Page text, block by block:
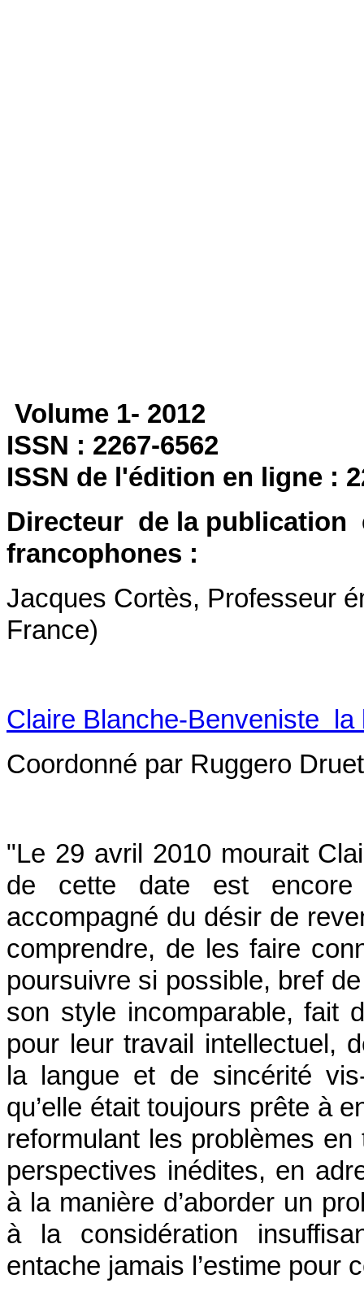
Volume 1- 2012
ISSN : 2267-6562
ISSN de l'édition en ligne :
Directeur de la publication
francophones :
Jacques Cortès, Professeur
France)
Claire Blanche-Benveniste la
Coordonné par Ruggero
"Le 29 avril 2010 mourait
de cette date est encore
accompagné du désir de
comprendre, de les faire
poursuivre si possible, bref
son style incomparable, fait
pour leur travail intellectuel,
la langue et de sincérité
qu’elle était toujours prête à
reformulant les problèmes
perspectives inédites, en
à la manière d’aborder un
à la considération
entache jamais l’estime pour